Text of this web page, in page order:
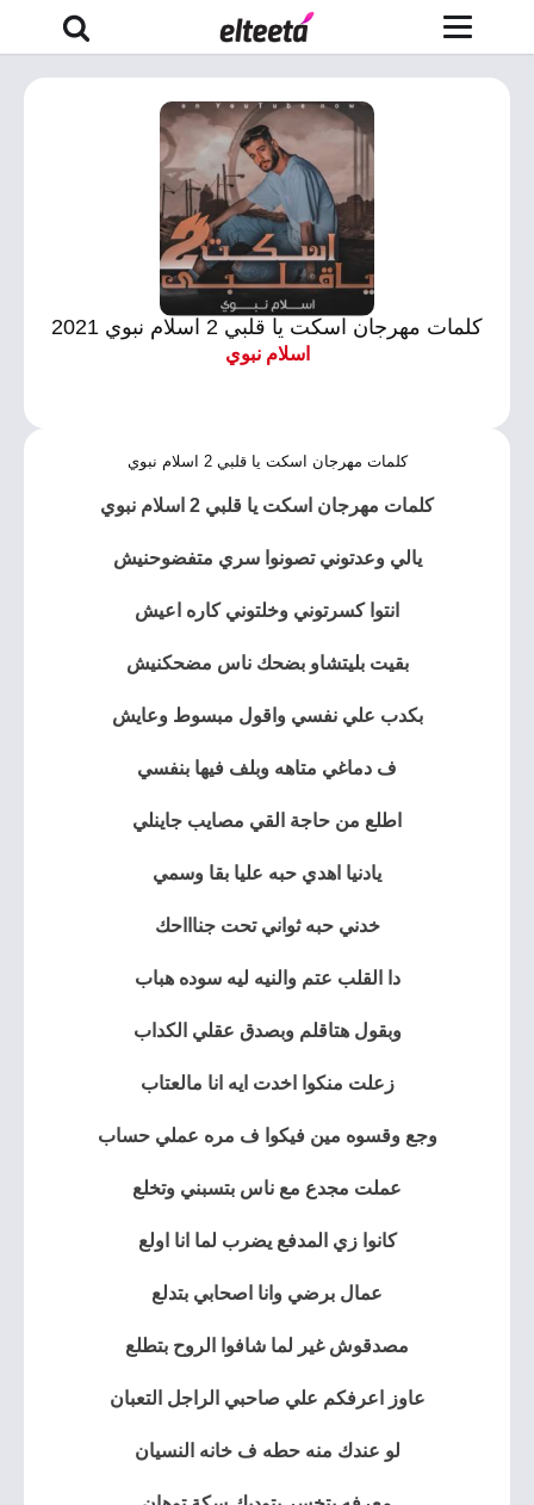
كلمات مهرجان اسكت يا قلبي 2 اسلام نبوي 2021
اسلام نبوي
كلمات مهرجان اسكت يا قلبي 2 اسلام نبوي
كلمات مهرجان اسكت يا قلبي 2 اسلام نبوي
يالي وعدتوني تصونوا سري متفضوحنيش
انتوا كسرتوني وخلتوني كاره اعيش
بقيت بليتشاو بضحك ناس مضحكنيش
بكدب علي نفسي واقول مبسوط وعايش
ف دماغي متاهه وبلف فيها بنفسي
اطلع من حاجة القي مصايب جاينلي
يادنيا اهدي حبه عليا بقا وسمي
خدني حبه ثواني تحت جناااحك
دا القلب عتم والنيه ليه سوده هباب
وبقول هتاقلم وبصدق عقلي الكداب
زعلت منكوا اخدت ايه انا مالعتاب
وجع وقسوه مين فيكوا ف مره عملي حساب
عملت مجدع مع ناس بتسبني وتخلع
كانوا زي المدفع يضرب لما انا اولع
عمال برضي وانا اصحابي بتدلع
مصدقوش غير لما شافوا الروح بتطلع
عاوز اعرفكم علي صاحبي الراجل التعبان
لو عندك منه حطه ف خانه النسيان